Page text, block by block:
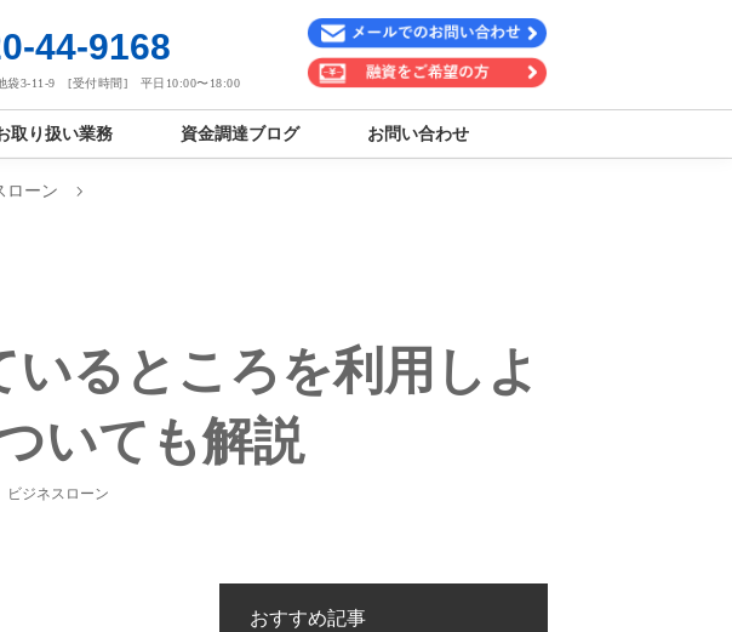
44-9168
袋3-11-9 [受付時間] 平日10:00〜18:00
取り扱い業務 資金調達ブログ お問い合わせ
ローン
るところを利用しよ
いても解説
ビジネスローン
おすすめ記事